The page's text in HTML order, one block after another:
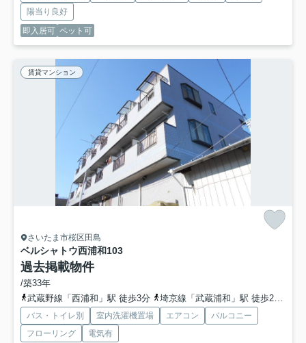
陽当り良好
即入居可 ペット可
賃貸マンション
さいたま市桜区田島
ベルシャトウ西浦和103
過去掲載物件
/築33年
武蔵野線「西浦和」駅 徒歩3分
埼京線「武蔵浦和」駅 徒歩21分
バス・トイレ別 室内洗濯機置場 エアコン
バルコニー
フローリング
電気有